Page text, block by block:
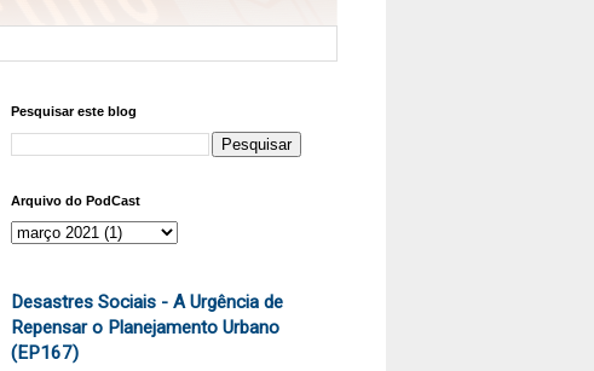
Pesquisar este blog
Arquivo do PodCast
Desastres Sociais - A Urgência de
Repensar o Planejamento Urbano
(EP167)